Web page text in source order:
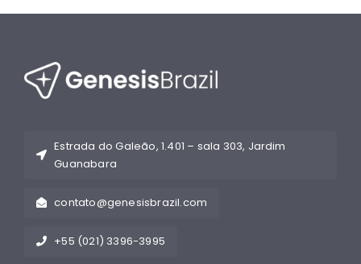
Estrada do Galeão, 1.401 – sala 303, Jardim
Guanabara
contato@genesisbrazil.com
+55 (021) 3396-3995